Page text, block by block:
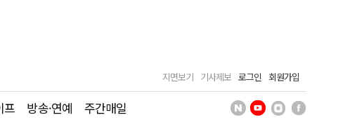
지면보기 기사제보 로그인 회원가입
프 방송·연예 주간매일